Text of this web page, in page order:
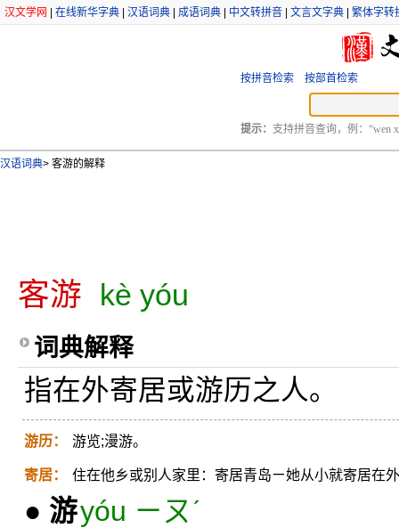
汉文学网 在线新华字典 汉语词典 成语词典 中文转拼音 文言文字典 繁体字转
按拼音检索 按部首检索
提示： 支持拼音查询，例：“wen
汉语词典> 客游的解释
客游 kè yóu
词典解释
指在外寄居或游历之人。
游历： 游览;漫游。
寄居： 住在他乡或别人家里：寄居青岛ㄧ她从小就寄居在
● 游yóu ㄧㄡˊ